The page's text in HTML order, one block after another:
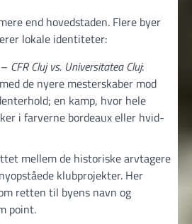
end hovedstaden. Flere byer
lokale identiteter:
– CFR Cluj vs. Universitatea Cluj:
de nyere mesterskaber mod
en kamp, hvor hele
i farverne bordeaux eller hvid-
mellem de historiske arvtagere
klubprojekter. Her
retten til byens navn og
point.